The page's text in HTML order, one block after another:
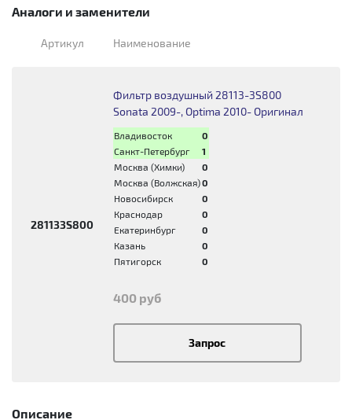
Аналоги и заменители
Артикул Наименование
281133S800
Фильтр воздушный 28113-3S800
Sonata 2009-, Optima 2010- Оригинал
Владивосток
0
Санкт-Петербург
1
Москва (Химки)
0
Москва (Волжская)0
Новосибирск
0
Краснодар
0
Екатеринбург
0
Казань
0
Пятигорск
0
400 руб
Запрос
Описание